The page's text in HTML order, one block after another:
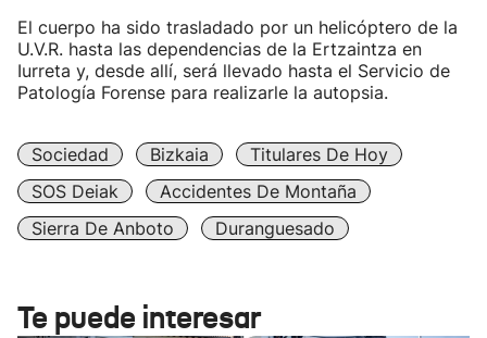
El cuerpo ha sido trasladado por un helicóptero de la
U.V.R. hasta las dependencias de la Ertzaintza en
Iurreta y, desde allí, será llevado hasta el Servicio de
Patología Forense para realizarle la autopsia.
Sociedad Bizkaia
Titulares De Hoy
SOS Deiak
Accidentes De Montaña
Sierra De Anboto
Duranguesado
Te puede interesar